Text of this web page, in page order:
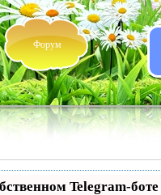
Форум
Telegram-боте